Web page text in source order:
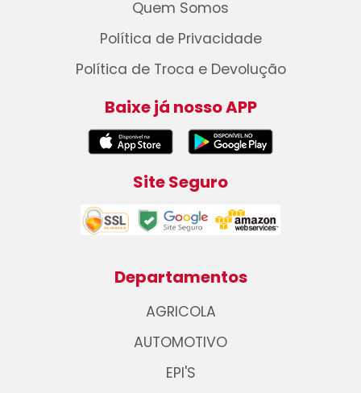
Quem Somos
Política de Privacidade
Política de Troca e Devolução
Baixe já nosso APP
Site Seguro
Departamentos
AGRICOLA
AUTOMOTIVO
EPI'S